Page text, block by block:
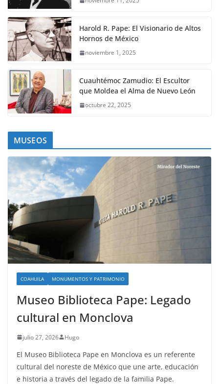
Harold R. Pape: El Visionario de Altos
Hornos de México
noviembre 1, 2025
Cuauhtémoc Zamudio: El Escultor
que Moldea el Alma de Nuevo León
octubre 22, 2025
MUSEOS
COAHUILA MONUMENTOS Y PATRIMONIO
Museo Biblioteca Pape: Legado
cultural en Monclova
julio 27, 2026 Hugo
El Museo Biblioteca Pape en Monclova es un referente
cultural del noreste de México que une arte, educación
e historia a través del legado de la familia Pape.